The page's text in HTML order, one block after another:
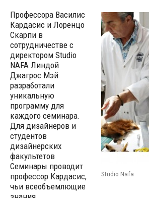
Studio Nafa
Профессора Василис
Кардасис и Лоренцо
Скарпи в
сотрудничестве с
директором Studio
NAFA Линдой
Джагрос Мэй
разработали
уникальную
программу для
каждого семинара.
Для дизайнеров и
студентов
дизайнерских
факультетов
Семинары проводит
профессор Кардасис,
чьи всеобъемлющие